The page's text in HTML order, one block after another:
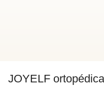
JOYELF ortopédica